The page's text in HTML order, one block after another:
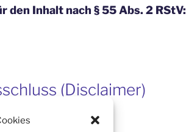
den Inhalt nach § 55 Abs. 2 RStV:
(Disclaimer)